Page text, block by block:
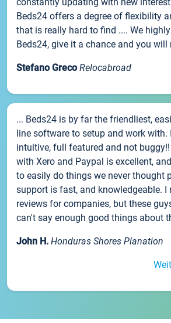
Beds24 offers a degree of flexibility
that is really hard to find .... We
Beds24, give it a chance and you will
Stefano Greco Relocabroad
... Beds24 is by far the friendliest,
line software to setup and work with.
intuitive, full featured and not
with Xero and Paypal is excellent,
to easily do things we never thought
support is fast, and knowledgeable. I
reviews for companies, but these
can't say enough good things about
John H. Honduras Shores Planation